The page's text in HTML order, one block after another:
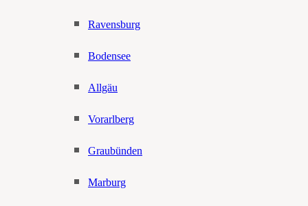
Ravensburg
Bodensee
Allgäu
Vorarlberg
Graubünden
Marburg